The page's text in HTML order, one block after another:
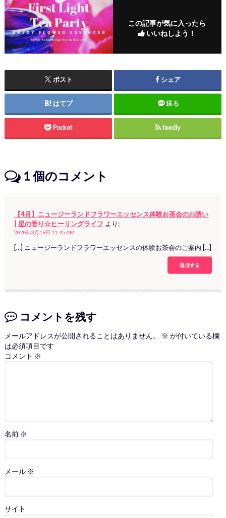
この記事が気に入ったら
いいねしよう！
ポスト シェア
はてブ 送る
Pocket feedly
1個のコメント
【4月】ニュージーランドフラワーエッセンス体験お茶会のお誘い
| 星の香り☆ヒーリングライフ より:
2020年3月19日 11:45 AM
[…] ニュージーランドフラワーエッセンスの体験お茶会のご案内 […]
返信する
コメントを残す
メールアドレスが公開されることはありません。 ※ が付いている欄
は必須項目です
コメント ※
名前 ※
メール ※
サイト